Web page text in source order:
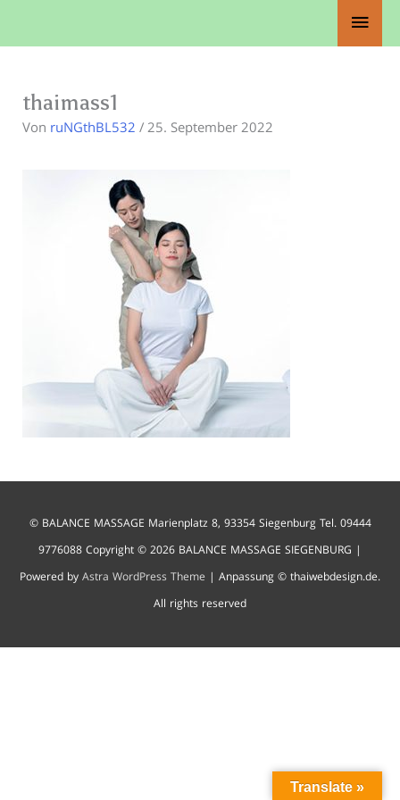
springen
thaimass1
Von ruNGthBL532/25. September 2022
© BALANCE MASSAGE Marienplatz 8, 93354 Siegenburg Tel. 09444
9776088 Copyright © 2026 BALANCE MASSAGE SIEGENBURG |
Powered byAstra WordPress Theme | Anpassung © thaiwebdesign.de.
All rights reserved
Translate »